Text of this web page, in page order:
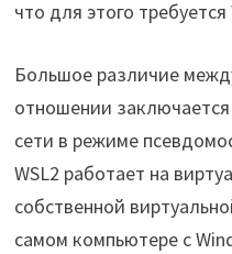
что для этого
Большое различие
отношении
сети в режиме
WSL2 работает на
собственной
самом компьютере с